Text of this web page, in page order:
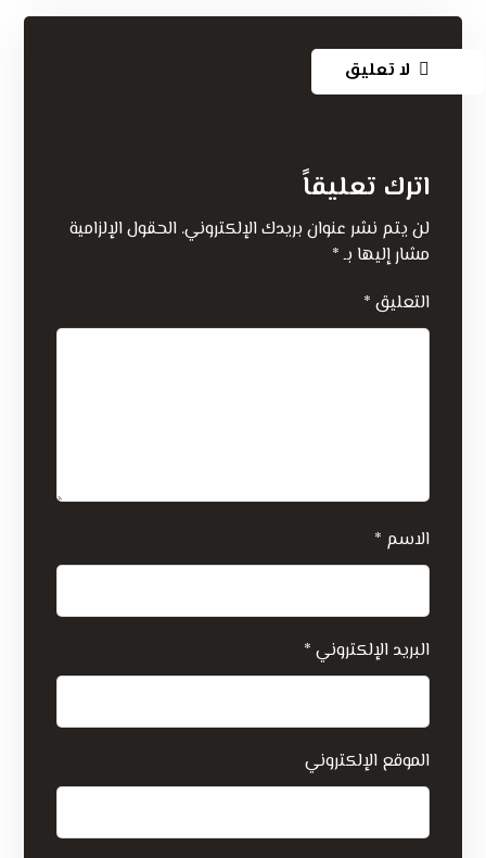
لا تعليق
اترك تعليقاً
لن يتم نشر عنوان بريدك الإلكتروني. الحقول الإلزامية
مشار إليها بـ*
التعليق *
الاسم *
البريد الإلكتروني *
الموقع الإلكتروني